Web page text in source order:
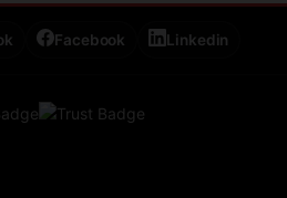
Facebook Linkedin